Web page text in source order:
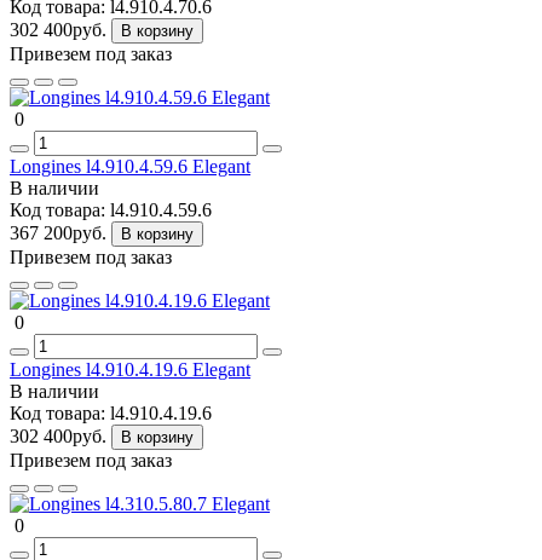
Код товара: l4.910.4.70.6
302 400руб.
В корзину
Привезем под заказ
0
Longines l4.910.4.59.6 Elegant
В наличии
Код товара: l4.910.4.59.6
367 200руб.
В корзину
Привезем под заказ
0
Longines l4.910.4.19.6 Elegant
В наличии
Код товара: l4.910.4.19.6
302 400руб.
В корзину
Привезем под заказ
0